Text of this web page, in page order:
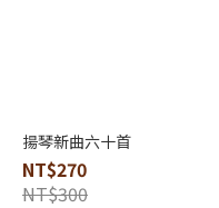
揚琴新曲六十首
NT$270
NT$300